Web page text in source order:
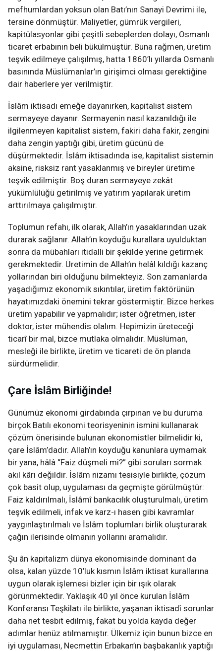
mefhumlardan yoksun olan Batı’nın Sanayi Devrimi ile,
tersine dönmüştür. Maliyetler, gümrük vergileri,
kapitülasyonlar gibi çeşitli sebeplerden dolayı, Osmanlı
ticaret erbabının beli bükülmüştür. Buna rağmen, üretim
teşvik edilmeye çalışılmış, hatta 1860’lı yıllarda Osmanlı
basınında Müslümanlar’ın girişimci olması gerektiğine
dair haberlere yer verilmiştir.
İslâm iktisadı emeğe dayanırken, kapitalist sistem
sermayeye dayanır. Sermayenin nasıl kazanıldığı ile
ilgilenmeyen kapitalist sistem, fakiri daha fakir, zengini
daha zengin yaptığı gibi, üretim gücünü de
düşürmektedir. İslâm iktisadında ise, kapitalist sistemin
aksine, risksiz rant yasaklanmış ve bireyler üretime
teşvik edilmiştir. Boş duran sermayeye zekât
yükümlülüğü getirilmiş ve yatırım yapılarak üretim
arttırılmaya çalışılmıştır.
Toplumun refahı, ilk olarak, Allah’ın yasaklarından uzak
durarak sağlanır. Allah’ın koyduğu kurallara uyulduktan
sonra da mübahları itidalli bir şekilde yerine getirmek
gerekmektedir. Üretimin de Allah’ın helâl kıldığı kazanç
yollarından biri olduğunu bilmekteyiz. Son zamanlarda
yaşadığımız ekonomik sıkıntılar, üretim faktörünün
hayatımızdaki önemini tekrar göstermiştir. Bizce herkes
üretim yapabilir ve yapmalıdır; ister öğretmen, ister
doktor, ister mühendis olalım. Hepimizin üreteceği
ticarî bir mal, bizce mutlaka olmalıdır. Müslüman,
mesleği ile birlikte, üretim ve ticareti de ön planda
sürdürmelidir.
Çare İslâm Birliğinde!
Günümüz ekonomi girdabında çırpınan ve bu duruma
birçok Batılı ekonomi teorisyeninin ismini kullanarak
çözüm önerisinde bulunan ekonomistler bilmelidir ki,
çare İslâm’dadır. Allah’ın koyduğu kanunlara uymamak
bir yana, hâlâ “Faiz düşmeli mi?” gibi soruları sormak
akıl kârı değildir. İslâm nizamı tesisiyle birlikte, çözüm
çok basit olup, uygulaması da geçmişte görülmüştür:
Faiz kaldırılmalı, İslâmî bankacılık oluşturulmalı, üretim
teşvik edilmeli, infak ve karz-ı hasen gibi kavramlar
yaygınlaştırılmalı ve İslâm toplumları birlik oluşturarak
çağın ilerisinde olmanın yollarını aramalıdır.
Şu ân kapitalizm dünya ekonomisinde dominant da
olsa, kalan yüzde 10’luk kısmın İslâm iktisat kurallarına
uygun olarak işlemesi bizler için bir ışık olarak
görünmektedir. Yaklaşık 40 yıl önce kurulan İslâm
Konferansı Teşkilatı ile birlikte, yaşanan iktisadî sorunlar
daha net tesbit edilmiş, fakat bu yolda kayda değer
adımlar henüz atılmamıştır. Ülkemiz için bunun bizce en
iyi uygulaması, Necmettin Erbakan’ın başbakanlık yaptığı